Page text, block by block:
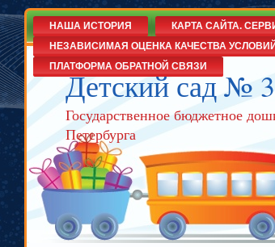
Детский сад № 3
Государственное бюджетное
Петербурга
НАША ИСТОРИЯ
КАРТА САЙТА.
НЕЗАВИСИМАЯ ОЦЕНКА КАЧЕСТВА
ПЛАТФОРМА ОБРАТНОЙ СВЯЗИ